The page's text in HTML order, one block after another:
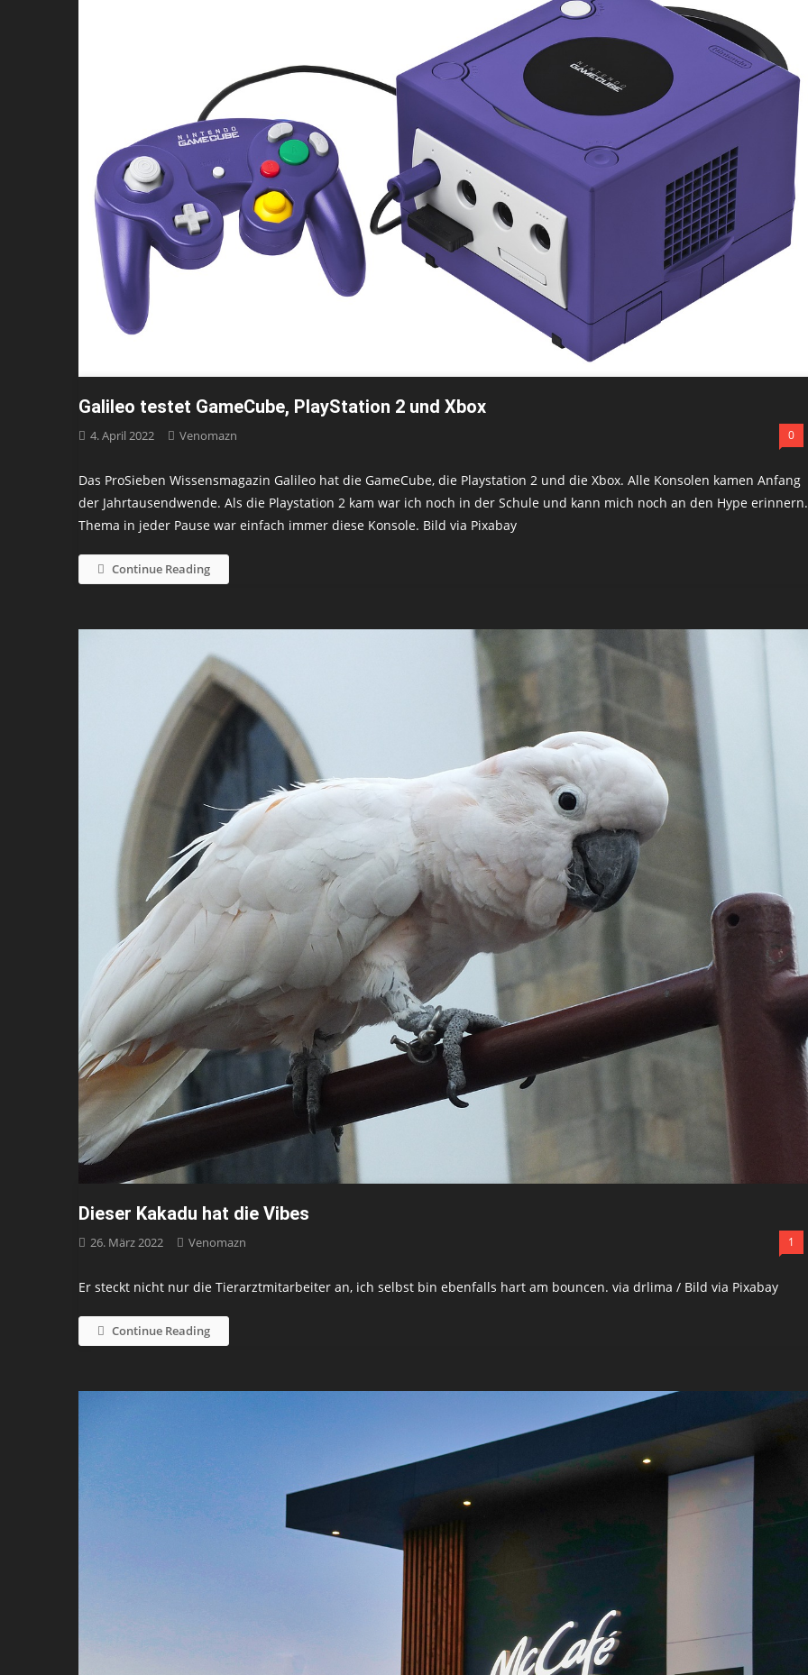
NBA – Die Meistgeschauten Szenen Von Jedem Team
Galileo Testet GameCube, PlayStation 2 Und Xbox
Galileo testet GameCube, PlayStation 2 und Xbox
4. April 2022 Venomazn 0
Das ProSieben Wissensmagazin Galileo hat die GameCube, die Playstation 2 und die Xbox. Alle Konsolen kamen Anfang
der Jahrtausendwende. Als die Playstation 2 kam war ich noch in der Schule und kann mich noch an den Hype erinnern.
Thema in jeder Pause war einfach immer diese Konsole. Bild via Pixabay
Continue Reading
Dieser Kakadu hat die Vibes
26. März 2022 Venomazn 1
Er steckt nicht nur die Tierarztmitarbeiter an, ich selbst bin ebenfalls hart am bouncen. via drlima / Bild via Pixabay
Continue Reading